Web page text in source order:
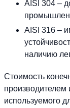
AISI 304 –
AISI 316 –
наличию
Стоимость
производителем
используемого